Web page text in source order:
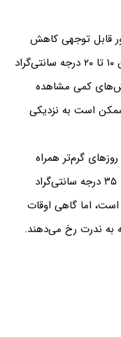
قابل توجهی کاهش
می‌یابد. میانگین دما در زمستان بین ۱۰ تا ۲۰ درجه سانتی‌گراد
کمی مشاهده
است به نزدیکی
روزهای گرم‌تر همراه
است. میانگین دما در بهار بین ۲۰ تا ۳۵ درجه سانتی‌گراد
اما گاهی اوقات
به ندرت رخ می‌دهند.